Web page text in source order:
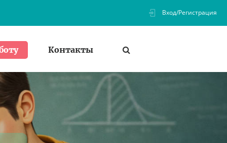
Вход/Регистрация
Контакты